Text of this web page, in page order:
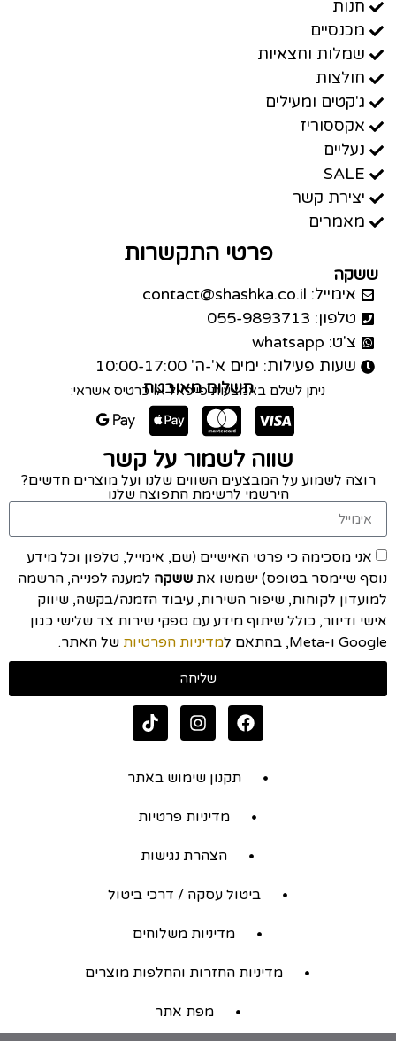
חנות
מכנסיים
שמלות וחצאיות
חולצות
ג'קטים ומעילים
אקססוריז
נעליים
SALE
יצירת קשר
מאמרים
פרטי התקשרות
ששקה
אימייל: contact@shashka.co.il
טלפון: 055-9893713
צ'ט: whatsapp
שעות פעילות: ימים א'-ה' 10:00-17:00
תשלום מאובטח
ניתן לשלם באמצעות פייפאל או כרטיס אשראי:
שווה לשמור על קשר
רוצה לשמוע על המבצעים השווים שלנו ועל מוצרים חדשים?
הירשמי לרשימת התפוצה שלנו
אני מסכימה כי פרטי האישיים (שם, אימייל, טלפון וכל מידע
נוסף שיימסר בטופס) ישמשו את ששקה למענה לפנייה, הרשמה
למועדון לקוחות, שיפור השירות, עיבוד הזמנה/בקשה, שיווק
אישי ודיוור, כולל שיתוף מידע עם ספקי שירות צד שלישי כגון
Google ו-Meta, בהתאם ל
מדיניות הפרטיות של האתר.
שליחה
תקנון שימוש באתר
מדיניות פרטיות
הצהרת נגישות
ביטול עסקה / דרכי ביטול
מדיניות משלוחים
מדיניות החזרות והחלפות מוצרים
מפת אתר